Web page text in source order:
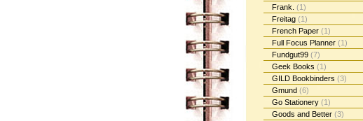
Frank. (1)
Freitag (1)
French Paper (1)
Full Focus Planner (1)
Fundgut99 (7)
Geek Books (1)
GILD Bookbinders (3)
Gmund (6)
Go Stationery (1)
Goods and Better (3)